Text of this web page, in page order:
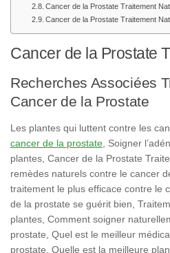
Cancer de la Prostate Traitement
Cancer de la Prostate Traitement
Cancer de la Prostate
Recherches Associées
Cancer de la Prostate
Les plantes qui luttent contre les
cancer de la prostate, Soigner
plantes, Cancer de la Prostate
remèdes naturels contre le cancer
traitement le plus efficace contre le
de la prostate se guérit bien,
plantes, Comment soigner
prostate, Quel est le meilleur
prostate, Quelle est la meilleure